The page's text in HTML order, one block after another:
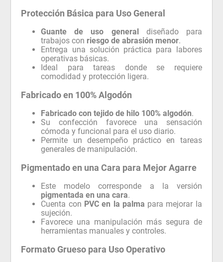
Protección Básica para Uso General
Guante de uso generaldiseñado para
trabajos con riesgo de abrasión menor.
Entrega una solución práctica para labores
operativas básicas.
Ideal para tareas donde se requiere
comodidad y protección ligera.
Fabricado en 100% Algodón
Fabricado con tejido de hilo 100% algodón.
Su confección favorece una sensación
cómoda y funcional para el uso diario.
Permite un desempeño práctico en tareas
generales de manipulación.
Pigmentado en una Cara para Mejor Agarre
Este modelo corresponde a la versión
pigmentada en una cara.
Cuenta con PVC en la palma para mejorar la
sujeción.
Favorece una manipulación más segura de
herramientas manuales y controles.
Formato Grueso para Uso Operativo